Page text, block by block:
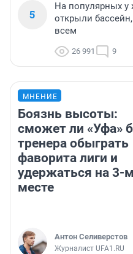
5
На популярных у
открыли
всем
26 991 9
МНЕНИЕ
Боязнь высоты:
сможет ли «Уфа»
тренера обыграть
фаворита лиги и
удержаться на 3-м
месте
Антон Селиверстов
Журналист UFA1.RU